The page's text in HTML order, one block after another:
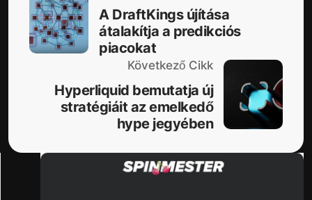
A DraftKings újítása
átalakítja a predikciós
piacokat
Következő Cikk
Hyperliquid bemutatja új
stratégiáit az emelkedő
hype jegyében